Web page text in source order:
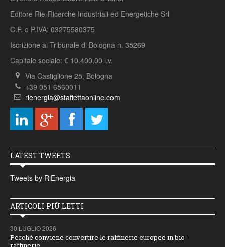
Editore Rie-Ricerche Industriali ed Energetiche Srl
C.F. e P.IVA: 03275580375
Iscrizione al Tribunale di Bologna n. 35269
Capitale sociale: € 10.400,00 i.v.
Via Castiglione 25, Bologna
+39 051 6560011
rienergia@staffettaonline.com
LATEST TWEETS
Tweets by RiEnergia
ARTICOLI PIÙ LETTI
30 LUGLIO 2026
Perché conviene convertire le raffinerie europee in bio-